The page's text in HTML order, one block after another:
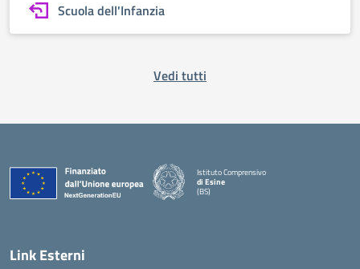
Scuola dell'Infanzia
Vedi tutti
Istituto Comprensivo
di Esine
(BS)
Link Esterni